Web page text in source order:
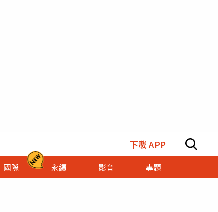
下載 APP
國際 永續 影音
專題